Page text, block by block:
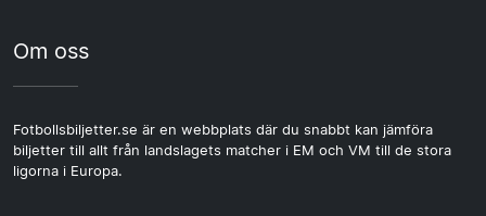
Om oss
Fotbollsbiljetter.se är en webbplats där du snabbt kan jämföra
biljetter till allt från landslagets matcher i EM och VM till de stora
ligorna i Europa.